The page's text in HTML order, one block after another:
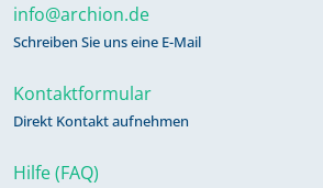
info@archion.de
Schreiben Sie uns eine E-Mail
Kontaktformular
Direkt Kontakt aufnehmen
Hilfe (FAQ)